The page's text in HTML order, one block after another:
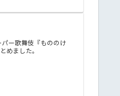
ー歌舞伎『もののけ
めました。